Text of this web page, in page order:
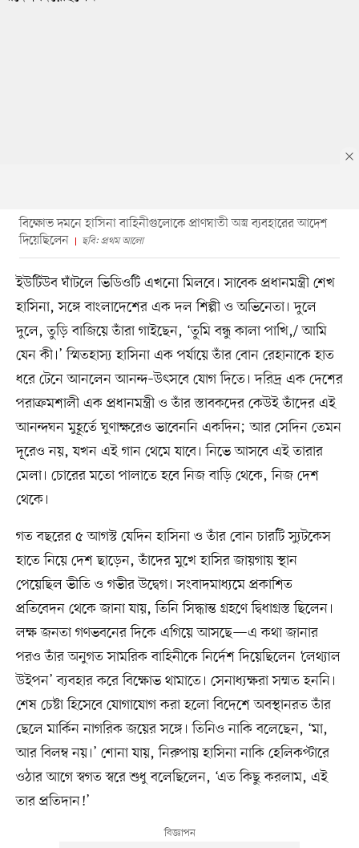
বিক্ষোভ দমনে হাসিনা বাহিনীগুলোকে প্রাণঘাতী অস্ত্র ব্যবহারের আদেশ
দিয়েছিলেন
ছবি: প্রথম আলো
ইউটিউব ঘাঁটলে ভিডিওটি এখনো মিলবে। সাবেক প্রধানমন্ত্রী শেখ
হাসিনা, সঙ্গে বাংলাদেশের এক দল শিল্পী ও অভিনেতা। দুলে
দুলে, তুড়ি বাজিয়ে তাঁরা গাইছেন, ‘তুমি বন্ধু কালা পাখি,/ আমি
যেন কী।’ স্মিতহাস্য হাসিনা এক পর্যায়ে তাঁর বোন রেহানাকে হাত
ধরে টেনে আনলেন আনন্দ–উৎসবে যোগ দিতে। দরিদ্র এক দেশের
পরাক্রমশালী এক প্রধানমন্ত্রী ও তাঁর স্তাবকদের কেউই তাঁদের এই
আনন্দঘন মুহূর্তে ঘুণাক্ষরেও ভাবেননি একদিন; আর সেদিন তেমন
দূরেও নয়, যখন এই গান থেমে যাবে। নিভে আসবে এই তারার
মেলা। চোরের মতো পালাতে হবে নিজ বাড়ি থেকে, নিজ দেশ
থেকে।
গত বছরের ৫ আগস্ট যেদিন হাসিনা ও তাঁর বোন চারটি সু৵টকেস
হাতে নিয়ে দেশ ছাড়েন, তাঁদের মুখে হাসির জায়গায় স্থান
পেয়েছিল ভীতি ও গভীর উদ্বেগ। সংবাদমাধ্যমে প্রকাশিত
প্রতিবেদন থেকে জানা যায়, তিনি সিদ্ধান্ত গ্রহণে দ্বিধাগ্রস্ত ছিলেন।
লক্ষ জনতা গণভবনের দিকে এগিয়ে আসছে—এ কথা জানার
পরও তাঁর অনুগত সামরিক বাহিনীকে নির্দেশ দিয়েছিলেন ‘লেথ্যাল
উইপন’ ব্যবহার করে বিক্ষোভ থামাতে। সেনাধ্যক্ষরা সম্মত হননি।
শেষ চেষ্টা হিসেবে যোগাযোগ করা হলো বিদেশে অবস্থানরত তাঁর
ছেলে মার্কিন নাগরিক জয়ের সঙ্গে। তিনিও নাকি বলেছেন, ‘মা,
আর বিলম্ব নয়।’ শোনা যায়, নিরুপায় হাসিনা নাকি হেলিকপ্টারে
ওঠার আগে স্বগত স্বরে শুধু বলেছিলেন, ‘এত কিছু করলাম, এই
তার প্রতিদান!’